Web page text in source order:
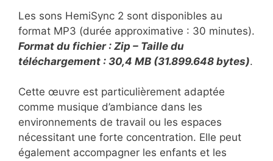
Les sons HemiSync 2 sont disponibles au
format MP3 (durée approximative : 30 minutes).
Format du fichier : Zip – Taille du
téléchargement : 30,4 MB (31.899.648 bytes).
Cette œuvre est particulièrement adaptée
comme musique d’ambiance dans les
environnements de travail ou les espaces
nécessitant une forte concentration. Elle peut
également accompagner les enfants et les